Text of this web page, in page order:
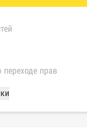
прав
Федеральной